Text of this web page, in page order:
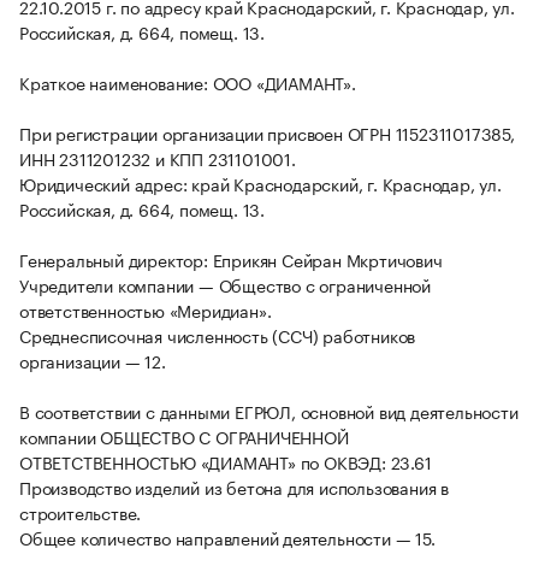
22.10.2015 г. по адресу край Краснодарский, г. Краснодар, ул.
Российская, д. 664, помещ. 13.
Краткое наименование: ООО «ДИАМАНТ».
При регистрации организации присвоен ОГРН 1152311017385,
ИНН 2311201232 и КПП 231101001.
Юридический адрес: край Краснодарский, г. Краснодар, ул.
Российская, д. 664, помещ. 13.
Генеральный директор: Еприкян Сейран Мкртичович
Учредители компании — Общество с ограниченной
ответственностью «Меридиан».
Среднесписочная численность (ССЧ) работников
организации — 12.
В соответствии с данными ЕГРЮЛ, основной вид деятельности
компании ОБЩЕСТВО С ОГРАНИЧЕННОЙ
ОТВЕТСТВЕННОСТЬЮ «ДИАМАНТ» по ОКВЭД: 23.61
Производство изделий из бетона для использования в
строительстве.
Общее количество направлений деятельности — 15.